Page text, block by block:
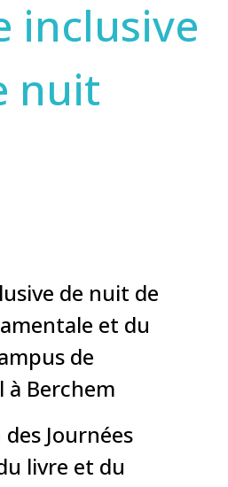
inclusive
nuit
de nuit de
et du
de
à Berchem
des Journées
livre et du